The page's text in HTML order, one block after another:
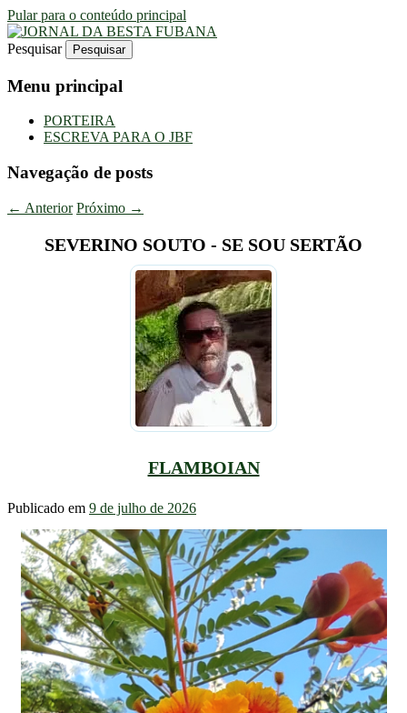
Pular para o conteúdo principal
JORNAL DA BESTA FUBANA
Uma Gazeta Escrota
Pesquisar
Menu principal
PORTEIRA
ESCREVA PARA O JBF
Navegação de posts
← Anterior Próximo →
SEVERINO SOUTO - SE SOU SERTÃO
FLAMBOIAN
Publicado em 9 de julho de 2026